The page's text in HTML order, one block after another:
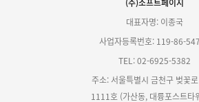
(주)소프트페이지
대표자명: 이종국
사업자등록번호: 119-86-
TEL: 02-6925-5382
주소: 서울특별시 금천구 벚꽃
1111호 (가산동, 대륭포스트타